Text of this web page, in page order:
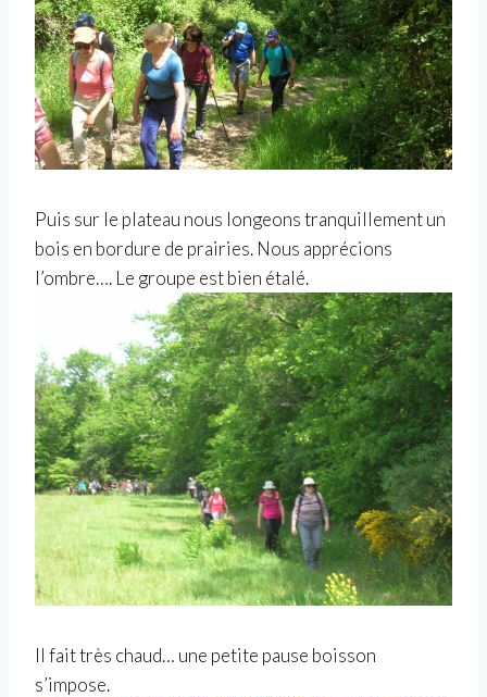
Puis sur le plateau nous longeons tranquillement un
bois en bordure de prairies. Nous apprécions
l’ombre…. Le groupe est bien étalé.
Il fait très chaud… une petite pause boisson
s’impose.